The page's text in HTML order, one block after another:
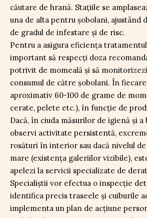
căutare de hrană. Stațiile se
una de alta pentru șobolani, ajustând
de gradul de infestare și de risc.
Pentru a asigura eficiența
important să respecți doza
potrivit de momeală și să
consumul de către șobolani. În
aproximativ 60-100 de grame de
cerate, pelete etc.), în funcție de
Dacă, în ciuda măsurilor de igienă și
observi activitate persistentă,
rosături în interior sau dacă nivelul
mare (existența galeriilor vizibile),
apelezi la servicii specializate de
Specialiștii vor efectua o inspecție
identifica precis traseele și cuiburile
implementa un plan de acțiune